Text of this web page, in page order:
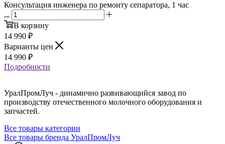
Консультация инженера по ремонту сепаратора, 1 час
В корзину
14 990 ₽
Варианты цен
14 990 ₽
Подробности
УралПромЛуч - динамично развивающийся завод по
производству отечественного молочного оборудования и
запчастей.
Все товары категории
Все товары бренда УралПромЛуч